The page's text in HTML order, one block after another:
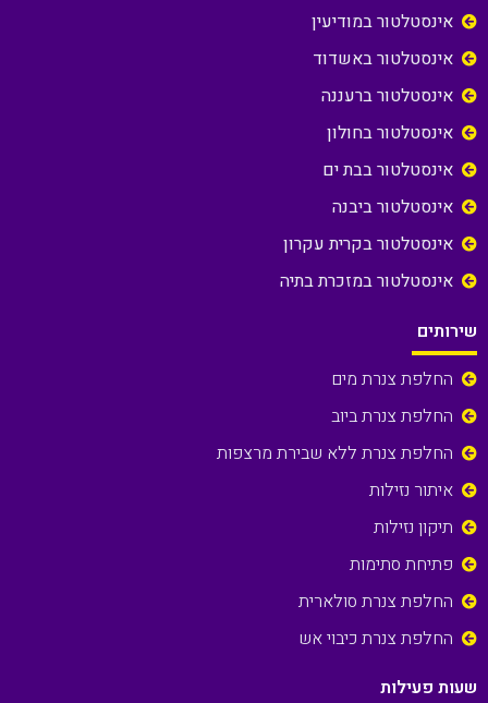
אינסטלטור במודיעין
אינסטלטור באשדוד
אינסטלטור ברעננה
אינסטלטור בחולון
אינסטלטור בבת ים
אינסטלטור ביבנה
אינסטלטור בקרית עקרון
אינסטלטור במזכרת בתיה
שירותים
החלפת צנרת מים
החלפת צנרת ביוב
החלפת צנרת ללא שבירת מרצפות
איתור נזילות
תיקון נזילות
פתיחת סתימות
החלפת צנרת סולארית
החלפת צנרת כיבוי אש
שעות פעילות